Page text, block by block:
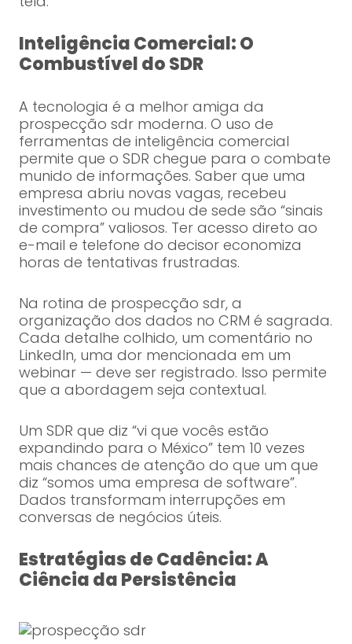
Inteligência Comercial: O
Combustível do SDR
A tecnologia é a melhor amiga da
prospecção sdr moderna. O uso de
ferramentas de inteligência comercial
permite que o SDR chegue para o combate
munido de informações. Saber que uma
empresa abriu novas vagas, recebeu
investimento ou mudou de sede são “sinais
de compra” valiosos. Ter acesso direto ao
e-mail e telefone do decisor economiza
horas de tentativas frustradas.
Na rotina de prospecção sdr, a
organização dos dados no CRM é sagrada.
Cada detalhe colhido, um comentário no
LinkedIn, uma dor mencionada em um
webinar — deve ser registrado. Isso permite
que a abordagem seja contextual.
Um SDR que diz “vi que vocês estão
expandindo para o México” tem 10 vezes
mais chances de atenção do que um que
diz “somos uma empresa de software”.
Dados transformam interrupções em
conversas de negócios úteis.
Estratégias de Cadência: A
Ciência da Persistência